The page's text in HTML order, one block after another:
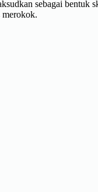
sebagai
merokok.